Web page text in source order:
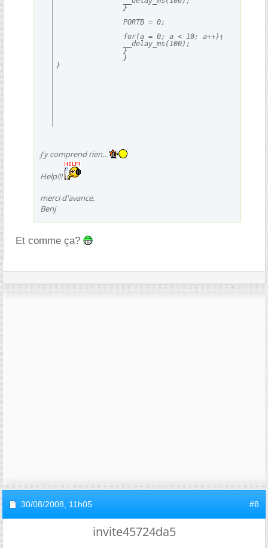
}
J'y comprend rien...
Help!!!
merci d'avance.
Benj
Et comme ça?
30/08/2008, 11h05 #8
invite45724da5